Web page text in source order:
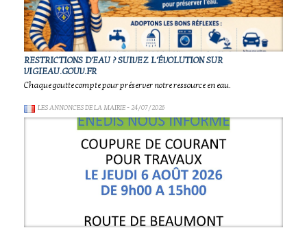
RESTRICTIONS D'EAU ? SUIVEZ L'ÉVOLUTION SUR
VIGIEAU.GOUV.FR
Chaque goutte compte pour préserver notre ressource en eau.
LES ANNONCES DE LA MAIRIE- 24/07/2026